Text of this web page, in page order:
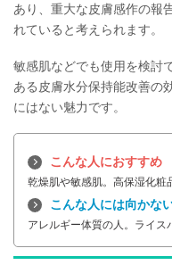
あり、重大な皮膚感作の報
れていると考えられます。
敏感肌などでも使用を検討
ある皮膚水分保持能改善の
にはない魅力です。
こんな人におすすめ
乾燥肌や敏感肌。高保湿化粧
こんな人には向かな
アレルギー体質の人。ライス